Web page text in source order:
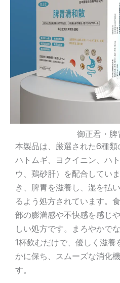
御正君・脾
本製品は、厳選された6種類
ハトムギ、ヨクイニン、ハ
ウ、鶏砂肝）を配合してい
き、脾胃を滋養し、湿を払
るよう処方されています。
部の膨満感や不快感を感じ
しい処方です。まろやかで
1杯飲むだけで、優しく滋養
かに保ち、スムーズな消化
す。